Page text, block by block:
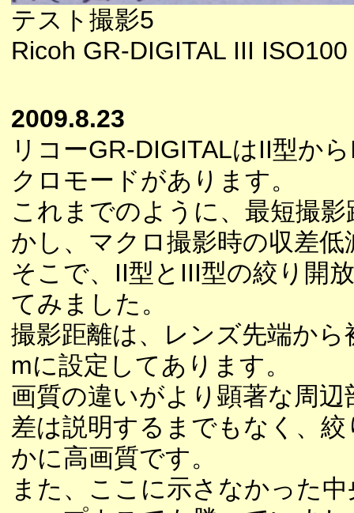
テスト撮影5
Ricoh GR-DIGITAL III
2009.8.23
リコーGR-DIGITALはII型か
クロモードがあります。
これまでのように、最短撮
かし、マクロ撮影時の収差
そこで、II型とIII型の絞り開
てみました。
撮影距離は、レンズ先端か
mに設定してあります。
画質の違いがより顕著な周
差は説明するまでもなく、
かに高画質です。
また、ここに示さなかった